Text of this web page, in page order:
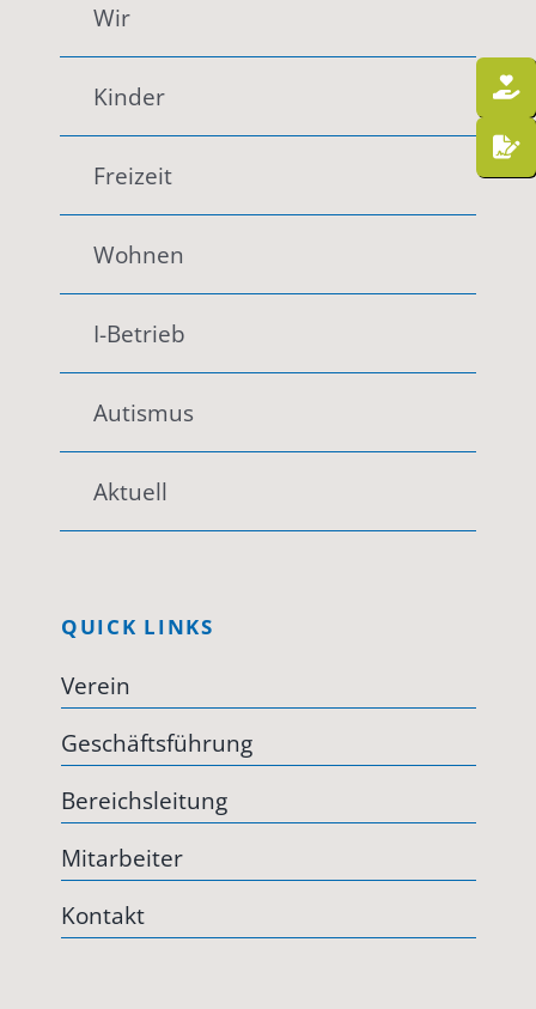
Wir
Kinder
Freizeit
Wohnen
I-Betrieb
Autismus
Aktuell
QUICK LINKS
Verein
Geschäftsführung
Bereichsleitung
Mitarbeiter
Kontakt